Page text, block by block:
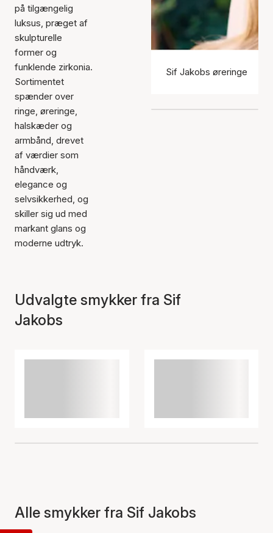
på tilgængelig
luksus, præget af
skulpturelle
former og
funklende zirkonia.
Sortimentet
spænder over
ringe, øreringe,
halskæder og
armbånd, drevet
af værdier som
håndværk,
elegance og
selvsikkerhed, og
skiller sig ud med
markant glans og
moderne udtryk.
Sif Jakobs øreringe
Udvalgte smykker fra Sif
Jakobs
Alle smykker fra Sif Jakobs